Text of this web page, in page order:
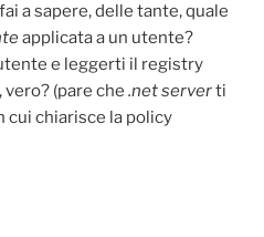
a sapere, delle tante, quale
applicata a un utente?
e leggerti il registry
(pare che .net serverti
cui chiarisce la policy